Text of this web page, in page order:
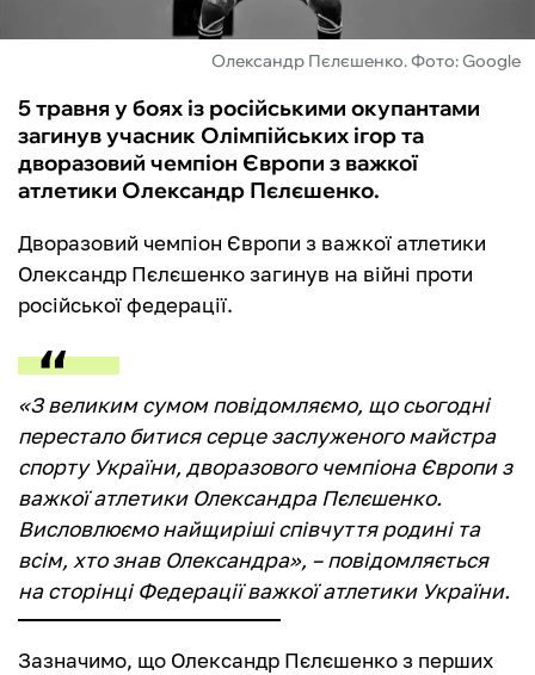
Олександр Пєлєшенко. Фото: Google
5 травня у боях із російськими окупантами
загинув учасник Олімпійських ігор та
дворазовий чемпіон Європи з важкої
атлетики Олександр Пєлєшенко.
Дворазовий чемпіон Європи з важкої атлетики
Олександр Пєлєшенко загинув на війні проти
російської федерації.
«З великим сумом повідомляємо, що сьогодні
перестало битися серце заслуженого майстра
спорту України, дворазового чемпіона Європи з
важкої атлетики Олександра Пєлєшенко.
Висловлюємо найщиріші співчуття родині та
всім, хто знав Олександра», – повідомляється
на сторінці Федерації важкої атлетики України.
Зазначимо, що Олександр Пєлєшенко з перших